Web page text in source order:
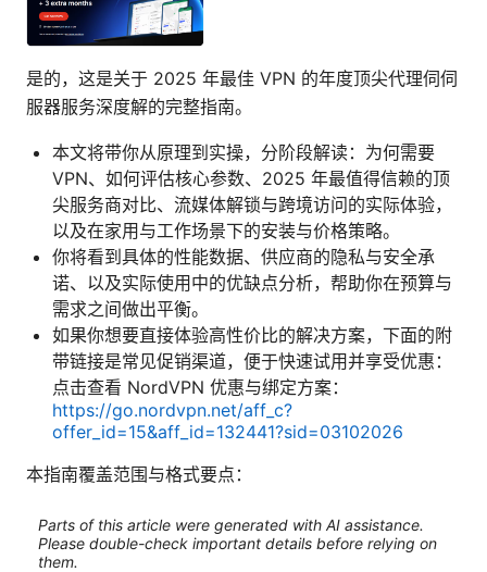
是的，这是关于 2025 年最佳 VPN 的年度顶尖代理伺伺
服器服务深度解的完整指南。
本文将带你从原理到实操，分阶段解读：为何需要
VPN、如何评估核心参数、2025 年最值得信赖的顶
尖服务商对比、流媒体解锁与跨境访问的实际体验，
以及在家用与工作场景下的安装与价格策略。
你将看到具体的性能数据、供应商的隐私与安全承
诺、以及实际使用中的优缺点分析，帮助你在预算与
需求之间做出平衡。
如果你想要直接体验高性价比的解决方案，下面的附
带链接是常见促销渠道，便于快速试用并享受优惠：
点击查看 NordVPN 优惠与绑定方案：
https://go.nordvpn.net/aff_c?
offer_id=15&aff_id=132441?sid=03102026
本指南覆盖范围与格式要点：
Parts of this article were generated with AI assistance.
Please double-check important details before relying on
them.